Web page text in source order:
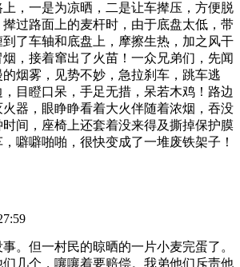
，一是为凉晒，二是让车撵压，方便脱
过路面上的麦杆时，由于底盘太低，带
了车轴和底盘上，摩擦生热，加之风干
，接着窜出了火苗！一众兄弟们，先闻
烟雾，见势不妙，急拉刹车，跳车逃
目瞪口呆，手足无措，呆若木鸡！路边
器，眼睁睁看着大火伴随着浓烟，吞没
间，座椅上还套着没来得及撕掉保护膜
噼噼啪啪，很快变成了一堆废铁架子！
。但一村民的晾晒的一片小麦完蛋了。
几个，嚷嚷着要赔偿。我弟他们斥责他